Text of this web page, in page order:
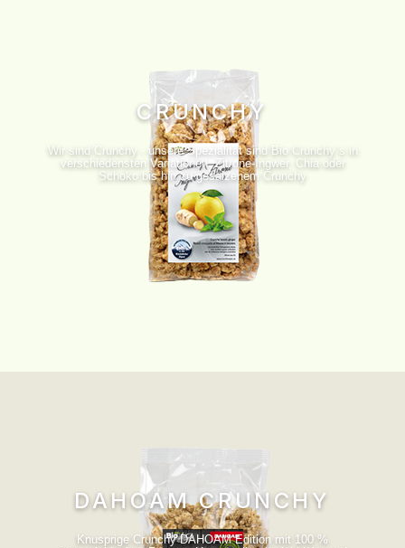
CRUNCHY
Wir sind Crunchy - unsere Spezialität sind Bio Crunchy´s in
verschiedensten Variationen. Zitrone-Ingwer, Chia oder
Schoko bis hin zu gesalzenem Crunchy
DAHOAM CRUNCHY
Knusprige Crunchy DAHOAM Edition mit 100 %